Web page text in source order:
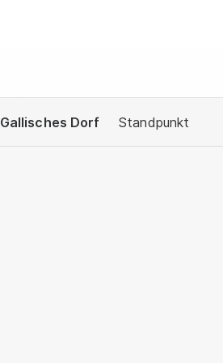
Gallisches Dorf Standpunkt